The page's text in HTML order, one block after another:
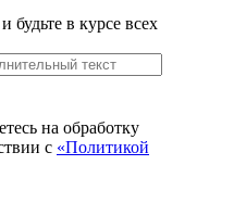
в курсе всех
на обработку
с «Политикой